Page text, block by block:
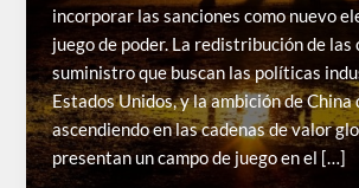
incorporar las sanciones como nuevo
juego de poder. La redistribución de las
suministro que buscan las políticas
Estados Unidos, y la ambición de China
ascendiendo en las cadenas de valor
presentan un campo de juego en el […]